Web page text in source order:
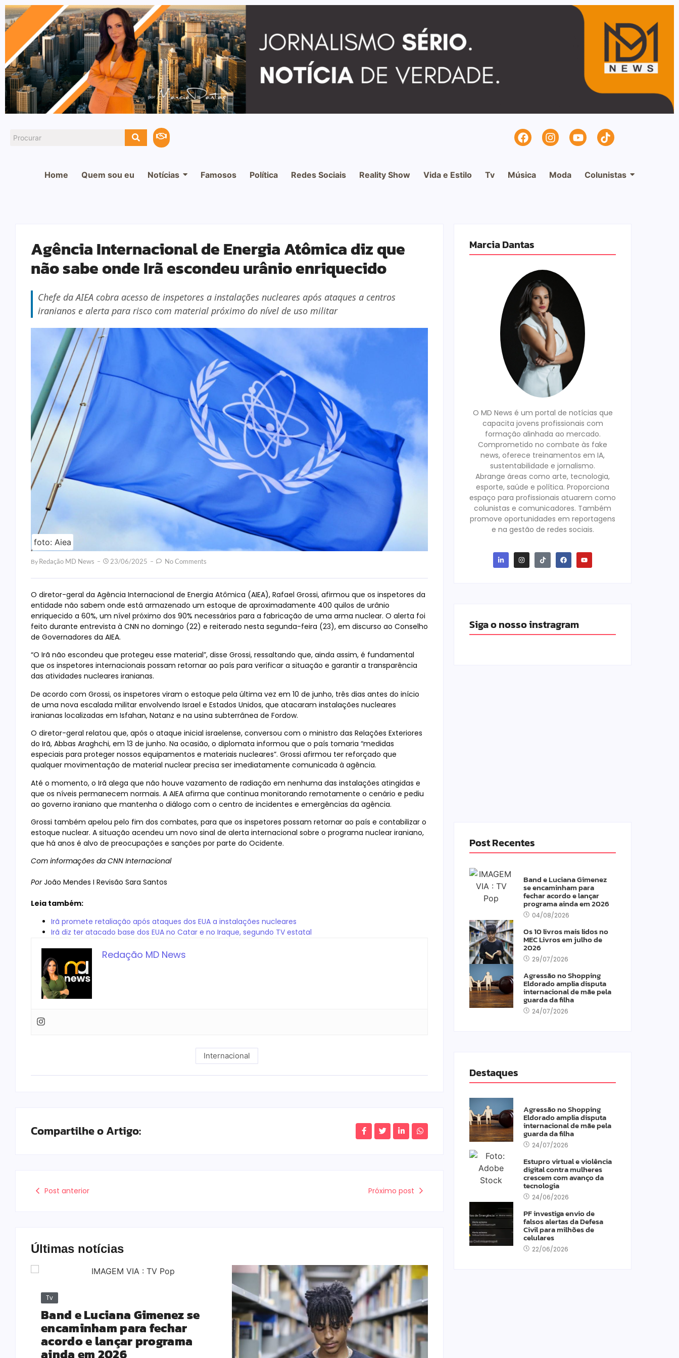
Home Quem sou eu Notícias Famosos Política Redes Sociais Reality Show Vida e Estilo Tv Música Moda Colunistas
Agência Internacional de Energia Atômica diz que
não sabe onde Irã escondeu urânio enriquecido
Chefe da AIEA cobra acesso de inspetores a instalações nucleares após ataques a centros
iranianos e alerta para risco com material próximo do nível de uso militar
foto: Aiea
By Redação MD News 23/06/2025 No Comments
O diretor-geral da Agência Internacional de Energia Atômica (AIEA), Rafael Grossi, afirmou que os inspetores da
entidade não sabem onde está armazenado um estoque de aproximadamente 400 quilos de urânio
enriquecido a 60%, um nível próximo dos 90% necessários para a fabricação de uma arma nuclear. O alerta foi
feito durante entrevista à CNN no domingo (22) e reiterado nesta segunda-feira (23), em discurso ao Conselho
de Governadores da AIEA.
“O Irã não escondeu que protegeu esse material”, disse Grossi, ressaltando que, ainda assim, é fundamental
que os inspetores internacionais possam retornar ao país para verificar a situação e garantir a transparência
das atividades nucleares iranianas.
De acordo com Grossi, os inspetores viram o estoque pela última vez em 10 de junho, três dias antes do início
de uma nova escalada militar envolvendo Israel e Estados Unidos, que atacaram instalações nucleares
iranianas localizadas em Isfahan, Natanz e na usina subterrânea de Fordow.
O diretor-geral relatou que, após o ataque inicial israelense, conversou com o ministro das Relações Exteriores
do Irã, Abbas Araghchi, em 13 de junho. Na ocasião, o diplomata informou que o país tomaria “medidas
especiais para proteger nossos equipamentos e materiais nucleares”. Grossi afirmou ter reforçado que
qualquer movimentação de material nuclear precisa ser imediatamente comunicada à agência.
Até o momento, o Irã alega que não houve vazamento de radiação em nenhuma das instalações atingidas e
que os níveis permanecem normais. A AIEA afirma que continua monitorando remotamente o cenário e pediu
ao governo iraniano que mantenha o diálogo com o centro de incidentes e emergências da agência.
Grossi também apelou pelo fim dos combates, para que os inspetores possam retornar ao país e contabilizar o
estoque nuclear. A situação acendeu um novo sinal de alerta internacional sobre o programa nuclear iraniano,
que há anos é alvo de preocupações e sanções por parte do Ocidente.
Com informações da CNN Internacional
PorJoão Mendes I Revisão Sara Santos
Leia também:
Irã promete retaliação após ataques dos EUA a instalações nucleares
Irã diz ter atacado base dos EUA no Catar e no Iraque, segundo TV estatal
Redação MD News
Internacional
Compartilhe o Artigo:
Post anterior Próximo post
Últimas notícias
Tv
Band e Luciana Gimenez se
encaminham para fechar
acordo e lançar programa
ainda em 2026
Marcia Dantas
O MD News é um portal de notícias que
capacita jovens profissionais com
formação alinhada ao mercado.
Comprometido no combate às fake
news, oferece treinamentos em IA,
sustentabilidade e jornalismo.
Abrange áreas como arte, tecnologia,
esporte, saúde e política. Proporciona
espaço para profissionais atuarem como
colunistas e comunicadores. Também
promove oportunidades em reportagens
e na gestão de redes sociais.
Siga o nosso instragram
Post Recentes
Band e Luciana Gimenez
se encaminham para
fechar acordo e lançar
programa ainda em 2026
04/08/2026
Os 10 livros mais lidos no
MEC Livros em julho de
2026
29/07/2026
Agressão no Shopping
Eldorado amplia disputa
internacional de mãe pela
guarda da filha
24/07/2026
Destaques
Agressão no Shopping
Eldorado amplia disputa
internacional de mãe pela
guarda da filha
24/07/2026
Estupro virtual e violência
digital contra mulheres
crescem com avanço da
tecnologia
24/06/2026
PF investiga envio de
falsos alertas da Defesa
Civil para milhões de
celulares
22/06/2026